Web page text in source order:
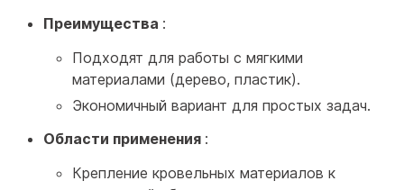
Преимущества :
Подходят для работы с мягкими
материалами (дерево, пластик).
Экономичный вариант для простых задач.
Области применения :
Крепление кровельных материалов к